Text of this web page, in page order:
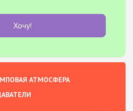
Хочу!
АТМОСФЕРА